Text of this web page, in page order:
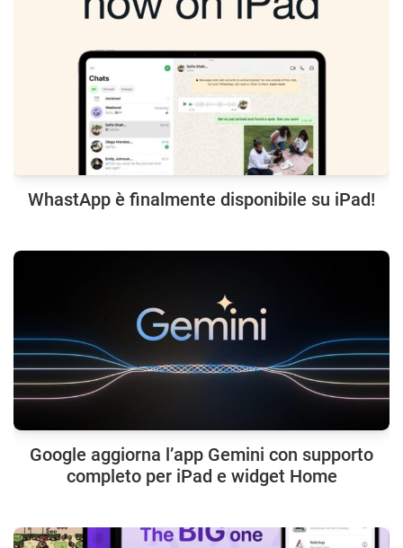
WhastApp è finalmente disponibile su iPad!
Google aggiorna l’app Gemini con supporto
completo per iPad e widget Home